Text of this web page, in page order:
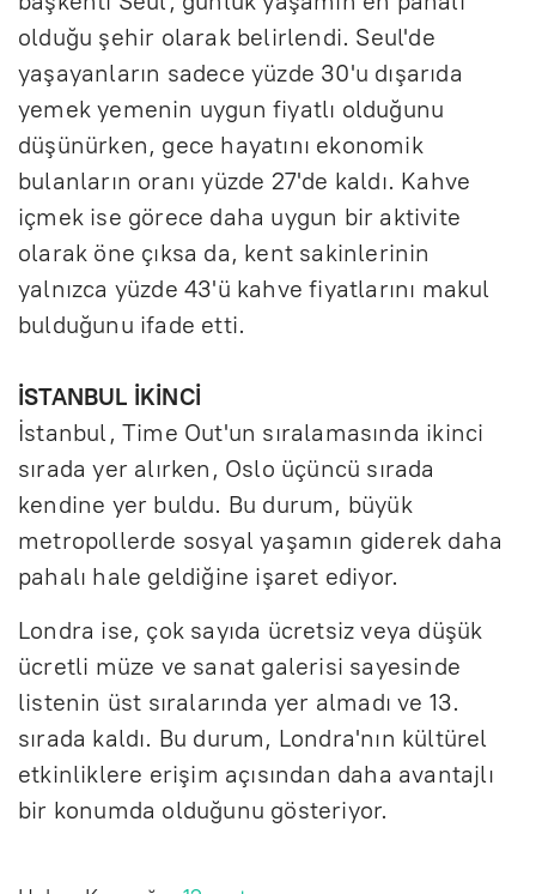
olduğu şehir olarak belirlendi. Seul'de
yaşayanların sadece yüzde 30'u dışarıda
yemek yemenin uygun fiyatlı olduğunu
düşünürken, gece hayatını ekonomik
bulanların oranı yüzde 27'de kaldı. Kahve
içmek ise görece daha uygun bir aktivite
olarak öne çıksa da, kent sakinlerinin
yalnızca yüzde 43'ü kahve fiyatlarını makul
bulduğunu ifade etti.
İSTANBUL İKİNCİ
İstanbul, Time Out'un sıralamasında ikinci
sırada yer alırken, Oslo üçüncü sırada
kendine yer buldu. Bu durum, büyük
metropollerde sosyal yaşamın giderek daha
pahalı hale geldiğine işaret ediyor.
Londra ise, çok sayıda ücretsiz veya düşük
ücretli müze ve sanat galerisi sayesinde
listenin üst sıralarında yer almadı ve 13.
sırada kaldı. Bu durum, Londra'nın kültürel
etkinliklere erişim açısından daha avantajlı
bir konumda olduğunu gösteriyor.